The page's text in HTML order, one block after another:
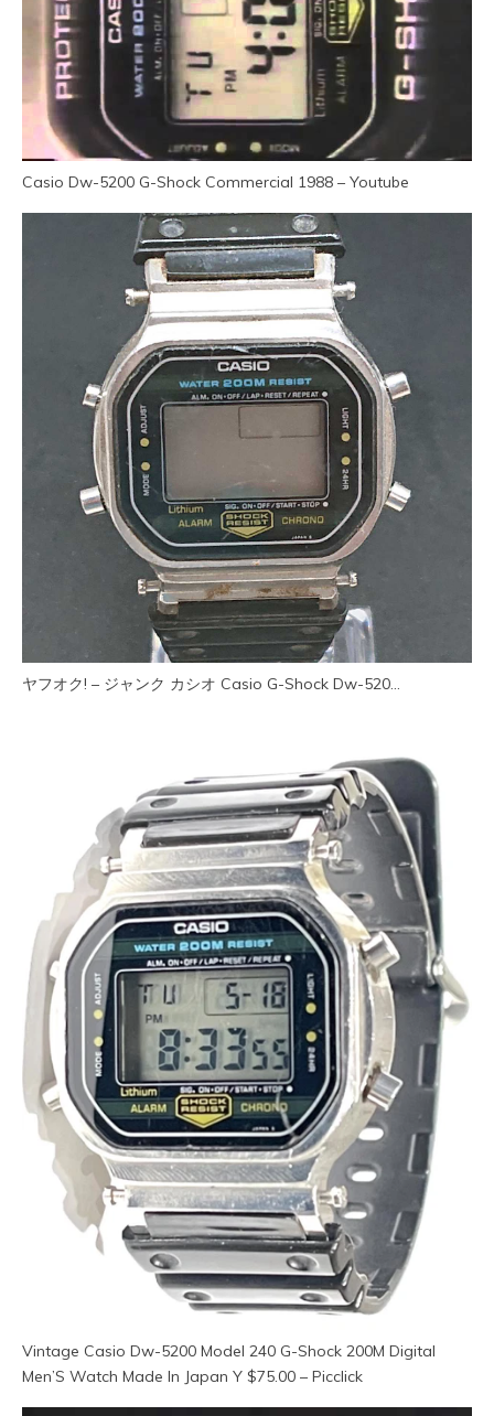
Casio Dw-5200 G-Shock Commercial 1988 – Youtube
ヤフオク! – ジャンク カシオ Casio G-Shock Dw-520…
Vintage Casio Dw-5200 Model 240 G-Shock 200M Digital
Men’S Watch Made In Japan Y $75.00 – Picclick